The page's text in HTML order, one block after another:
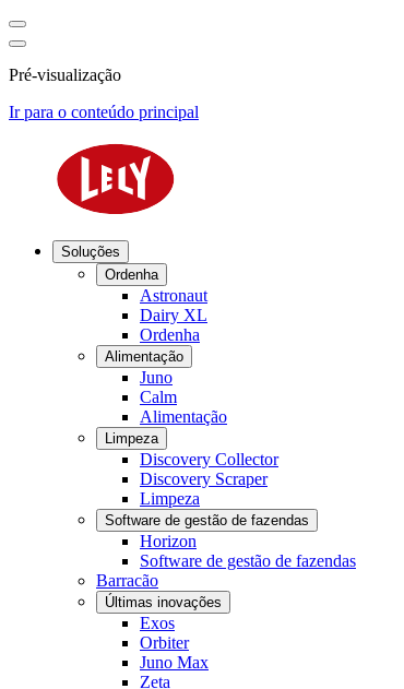
Pré-visualização
Ir para o conteúdo principal
Soluções
Ordenha
Astronaut
Dairy XL
Ordenha
Alimentação
Juno
Calm
Alimentação
Limpeza
Discovery Collector
Discovery Scraper
Limpeza
Software de gestão de fazendas
Horizon
Software de gestão de fazendas
Barracão
Últimas inovações
Exos
Orbiter
Juno Max
Zeta